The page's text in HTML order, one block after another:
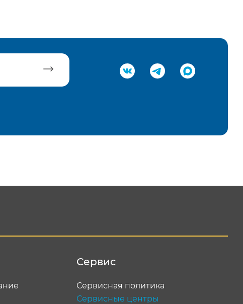
Сервис
Сервисная политика
Сервисные центры